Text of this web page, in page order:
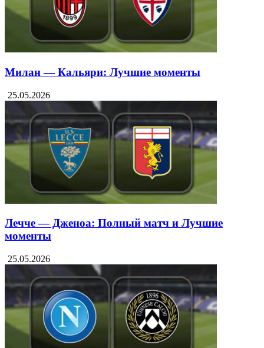
Милан — Кальяри: Лучшие моменты
25.05.2026
Лечче — Дженоа: Полный матч и Лучшие
моменты
25.05.2026